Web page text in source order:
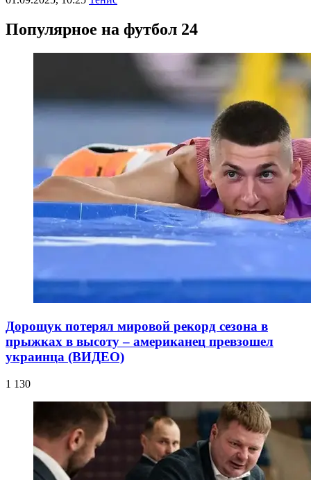
Популярное на футбол 24
Дорощук потерял мировой рекорд сезона в
прыжках в высоту – американец превзошел
украинца (ВИДЕО)
1 130